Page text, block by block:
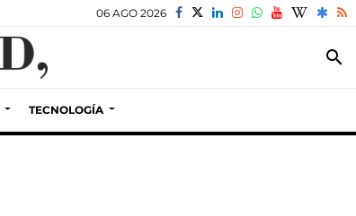
06 AGO 2026
search
TECNOLOGÍA